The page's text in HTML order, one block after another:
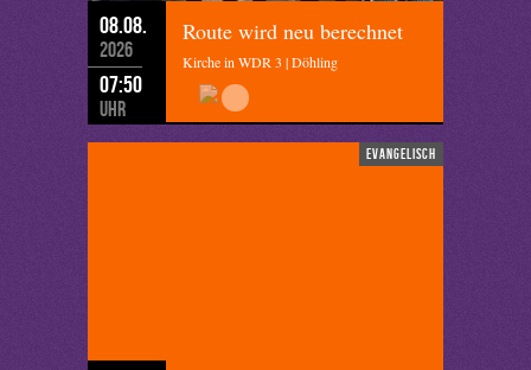
08.08.
2026
07:50
Uhr
Route wird neu berechnet
Kirche in WDR 3 | Döhling
evangelisch